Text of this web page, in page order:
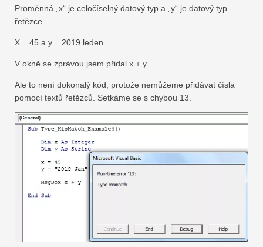
Proměnná „x“ je celočíselný datový typ a „y“ je datový typ
řetězce.
X = 45 a y = 2019 leden
V okně se zprávou jsem přidal x + y.
Ale to není dokonalý kód, protože nemůžeme přidávat čísla
pomocí textů řetězců. Setkáme se s chybou 13.